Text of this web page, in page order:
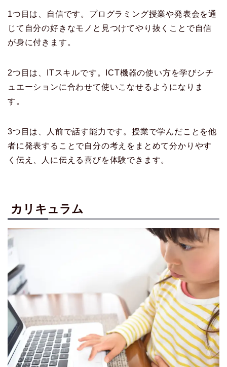
1つ目は、自信です。プログラミング授業や発表会を通
じて自分の好きなモノと見つけてやり抜くことで自信
が身に付きます。
2つ目は、ITスキルです。ICT機器の使い方を学びシチ
ュエーションに合わせて使いこなせるようになりま
す。
3つ目は、人前で話す能力です。授業で学んだことを他
者に発表することで自分の考えをまとめて分かりやす
く伝え、人に伝える喜びを体験できます。
カリキュラム